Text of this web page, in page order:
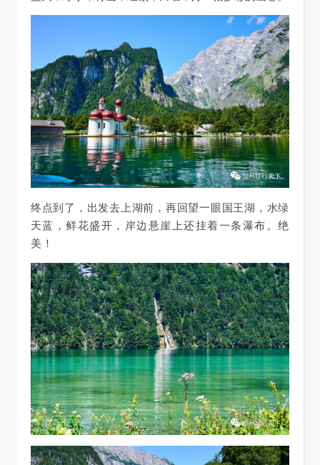
终点到了，出发去上湖前，再回望一眼国王湖，水绿
天蓝，鲜花盛开，岸边悬崖上还挂着一条瀑布。绝
美！